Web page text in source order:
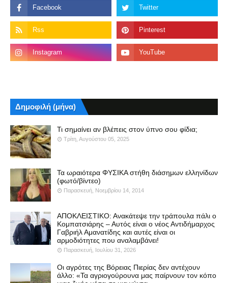
Δημοφιλή (μήνα)
Τι σημαίνει αν βλέπεις στον ύπνο σου φίδια;
Τρίτη, Αυγούστου 05, 2025
Τα ωραιότερα ΦΥΣΙΚΑ στήθη διάσημων ελληνίδων
(φωτό/βίντεο)
Παρασκευή, Νοεμβρίου 14, 2014
ΑΠΟΚΛΕΙΣΤΙΚΟ: Ανακάτεψε την τράπουλα πάλι ο
Κομπατσιάρης – Αυτός είναι ο νέος Αντιδήμαρχος
Γαβριήλ Αμανατίδης και αυτές είναι οι
αρμοδιότητες που αναλαμβάνει!
Παρασκευή, Ιουλίου 31, 2026
Οι αγρότες της Βόρειας Πιερίας δεν αντέχουν
άλλο: «Τα αγριογούρουνα μας παίρνουν τον κόπο